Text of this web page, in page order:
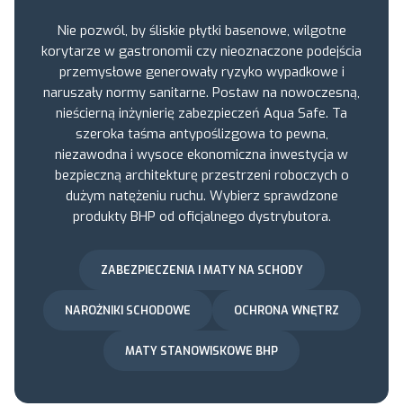
Nie pozwól, by śliskie płytki basenowe, wilgotne
korytarze w gastronomii czy nieoznaczone podejścia
przemysłowe generowały ryzyko wypadkowe i
naruszały normy sanitarne. Postaw na nowoczesną,
nieścierną inżynierię zabezpieczeń Aqua Safe. Ta
szeroka taśma antypoślizgowa to pewna,
niezawodna i wysoce ekonomiczna inwestycja w
bezpieczną architekturę przestrzeni roboczych o
dużym natężeniu ruchu. Wybierz sprawdzone
produkty BHP od oficjalnego dystrybutora.
ZABEZPIECZENIA I MATY NA SCHODY
NAROŻNIKI SCHODOWE OCHRONA WNĘTRZ
MATY STANOWISKOWE BHP